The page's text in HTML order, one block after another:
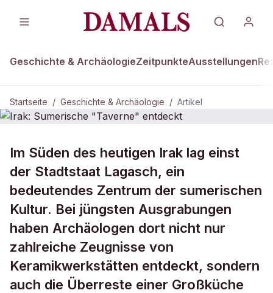
Geschichte & ArchäologieZeitpunkteAusstellungen
Startseite / Geschichte & Archäologie / Artikel
Irak: Sumerische "Taverne" entdeckt
Im Süden des heutigen Irak lag einst
der Stadtstaat Lagasch, ein
bedeutendes Zentrum der sumerischen
Kultur. Bei jüngsten Ausgrabungen
haben Archäologen dort nicht nur
zahlreiche Zeugnisse von
Keramikwerkstätten entdeckt, sondern
auch die Überreste einer Großküche